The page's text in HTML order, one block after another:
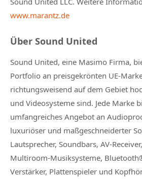
www.marantz.de
Über Sound United
Sound United, eine Masimo Firma,
Portfolio an preisgekrönten UE-
richtungsweisend auf dem Gebiet
und Videosysteme sind. Jede Marke
umfangreiches Angebot an
luxuriöser und maßgeschneiderter
Lautsprecher, Soundbars, AV-
Multiroom-Musiksysteme,
Verstärker, Plattenspieler und